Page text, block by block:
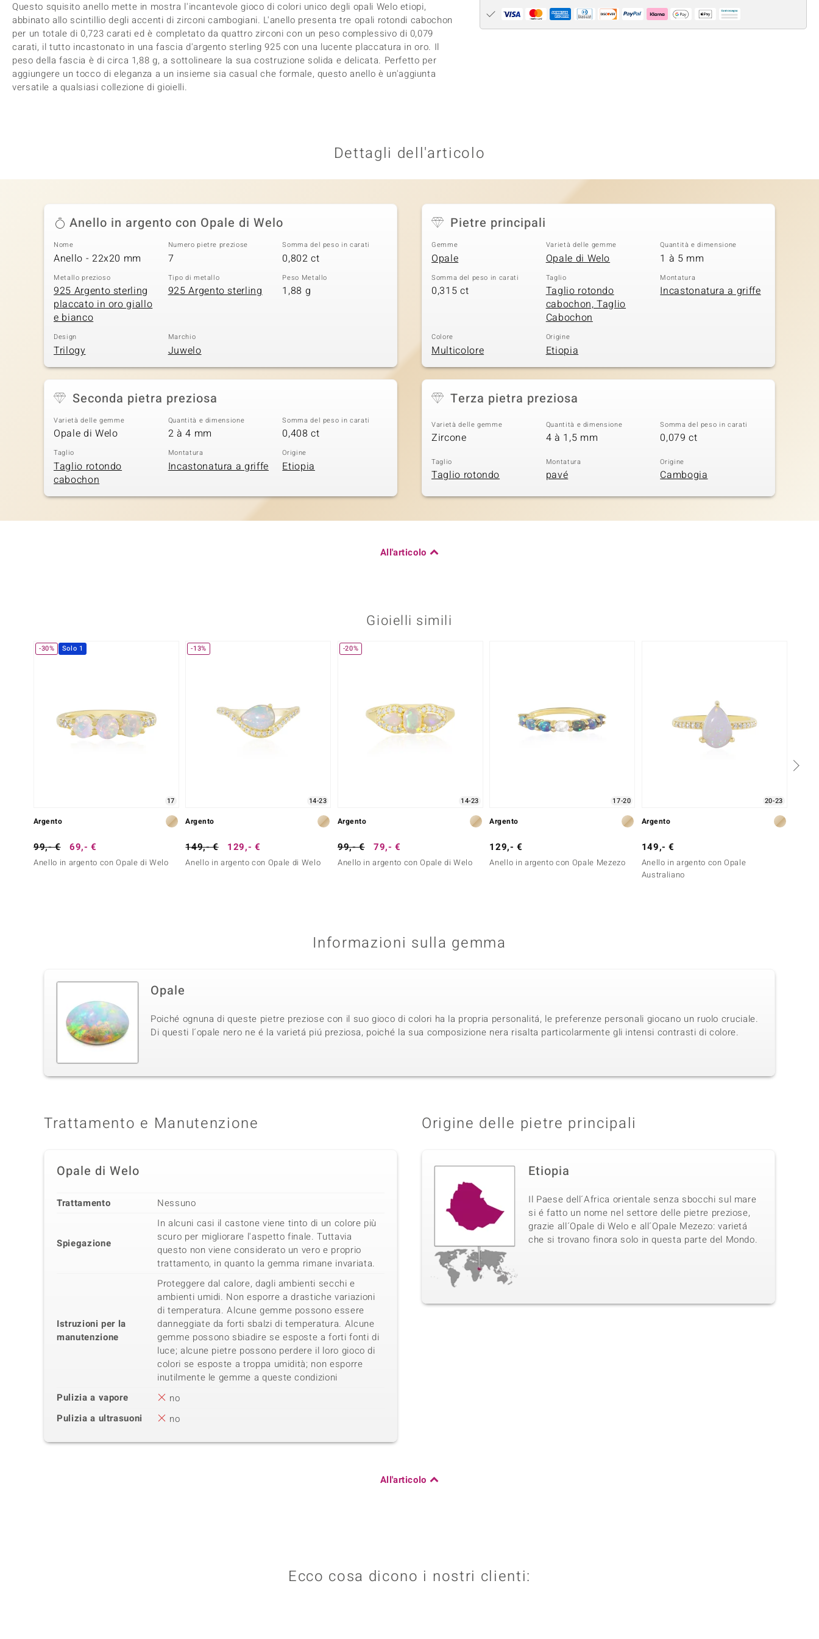
Questo squisito anello mette in mostra l'incantevole gioco di colori unico degli opali Welo etiopi,
abbinato allo scintillio degli accenti di zirconi cambogiani. L'anello presenta tre opali rotondi cabochon
per un totale di 0,723 carati ed è completato da quattro zirconi con un peso complessivo di 0,079
carati, il tutto incastonato in una fascia d'argento sterling 925 con una lucente placcatura in oro. Il
peso della fascia è di circa 1,88 g, a sottolineare la sua costruzione solida e delicata. Perfetto per
aggiungere un tocco di eleganza a un insieme sia casual che formale, questo anello è un'aggiunta
versatile a qualsiasi collezione di gioielli.
Dettagli dell'articolo
Anello in argento con Opale di Welo
Nome
Anello - 22x20 mm
Numero pietre preziose
7
Somma del peso in carati
0,802 ct
Metallo prezioso
925 Argento sterling
placcato in oro giallo
e bianco
Tipo di metallo
925 Argento sterling
Peso Metallo
1,88 g
Design
Trilogy
Marchio
Juwelo
Pietre principali
Gemme
Opale
Varietà delle gemme
Opale di Welo
Quantità e dimensione
1 à 5 mm
Somma del peso in carati
0,315 ct
Taglio
Taglio rotondo
cabochon, Taglio
Cabochon
Montatura
Incastonatura a griffe
Colore
Multicolore
Origine
Etiopia
Seconda pietra preziosa
Varietà delle gemme
Opale di Welo
Quantità e dimensione
2 à 4 mm
Somma del peso in carati
0,408 ct
Taglio
Taglio rotondo
cabochon
Montatura
Incastonatura a griffe
Origine
Etiopia
Terza pietra preziosa
Varietà delle gemme
Zircone
Quantità e dimensione
4 à 1,5 mm
Somma del peso in carati
0,079 ct
Taglio
Taglio rotondo
Montatura
pavé
Origine
Cambogia
All'articolo
Gioielli simili
-30% Solo 1
17
Argento
99,- € 69,- €
Anello in argento con Opale di Welo
-13%
14-23
Argento
149,- € 129,- €
Anello in argento con Opale di Welo
-20%
14-23
Argento
99,- € 79,- €
Anello in argento con Opale di Welo
17-20
Argento
129,- €
Anello in argento con Opale Mezezo
20-23
Argento
149,- €
Anello in argento con Opale
Australiano
Informazioni sulla gemma
Opale
Poiché ognuna di queste pietre preziose con il suo gioco di colori ha la propria personalitá, le preferenze personali giocano un ruolo cruciale.
Di questi l´opale nero ne é la varietá piú preziosa, poiché la sua composizione nera risalta particolarmente gli intensi contrasti di colore.
Trattamento e Manutenzione
Opale di Welo
Trattamento Nessuno
Spiegazione
In alcuni casi il castone viene tinto di un colore più
scuro per migliorare l'aspetto finale. Tuttavia
questo non viene considerato un vero e proprio
trattamento, in quanto la gemma rimane invariata.
Istruzioni per la
manutenzione
Proteggere dal calore, dagli ambienti secchi e
ambienti umidi. Non esporre a drastiche variazioni
di temperatura. Alcune gemme possono essere
danneggiate da forti sbalzi di temperatura. Alcune
gemme possono sbiadire se esposte a forti fonti di
luce; alcune pietre possono perdere il loro gioco di
colori se esposte a troppa umidità; non esporre
inutilmente le gemme a queste condizioni
Pulizia a vapore
no
Pulizia a ultrasuoni
no
Origine delle pietre principali
Etiopia
Il Paese dell´Africa orientale senza sbocchi sul mare
si é fatto un nome nel settore delle pietre preziose,
grazie all´Opale di Welo e all´Opale Mezezo: varietá
che si trovano finora solo in questa parte del Mondo.
All'articolo
Ecco cosa dicono i nostri clienti: